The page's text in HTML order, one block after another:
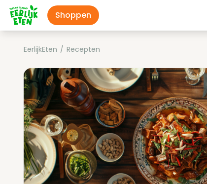
Shoppen
EerlijkEten / Recepten